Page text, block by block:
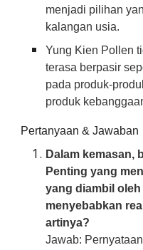
menjadi pilihan
kalangan usia.
Yung Kien Pollen
terasa berpasir
pada produk-
produk
Pertanyaan & Jawaban
Dalam kemasan,
Penting yang
yang diambil
menyebabkan
artinya?
Jawab: